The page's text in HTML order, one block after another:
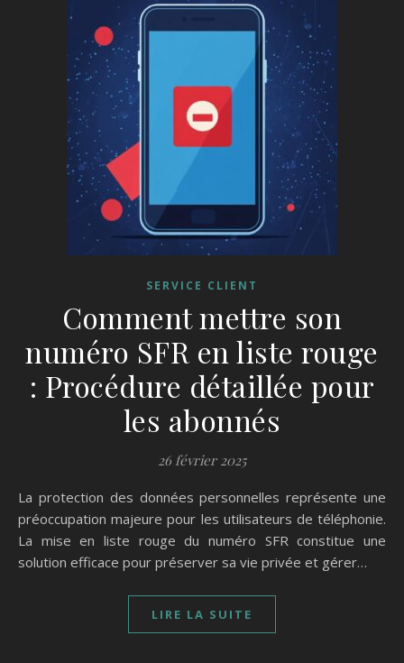
SERVICE CLIENT
Comment mettre son
numéro SFR en liste rouge
: Procédure détaillée pour
les abonnés
26 février 2025
La protection des données personnelles représente une
préoccupation majeure pour les utilisateurs de téléphonie.
La mise en liste rouge du numéro SFR constitue une
solution efficace pour préserver sa vie privée et gérer…
LIRE LA SUITE